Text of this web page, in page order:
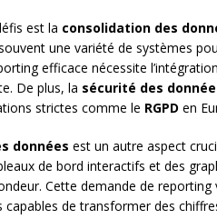
est la consolidation des
une variété de systèmes
efficace nécessite
De plus, la sécurité des
strictes comme le RGPD en
données est un autre aspect
de bord interactifs et des
Cette demande de
capables de transformer des